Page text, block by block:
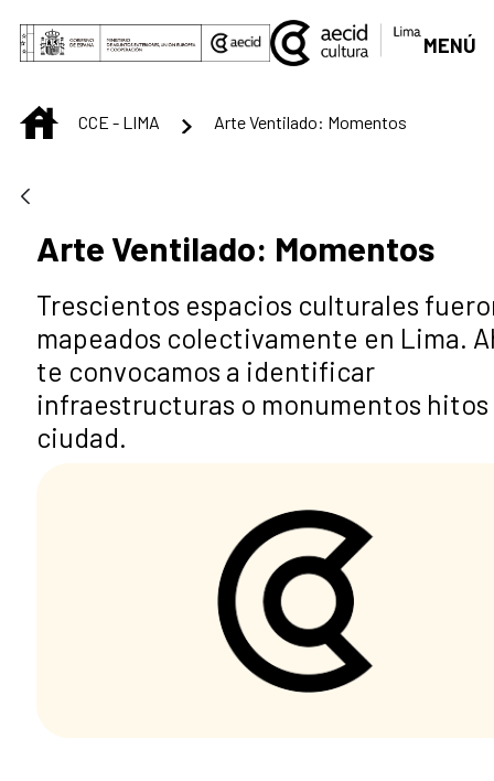
Saltar al contenido principal
MENÚ
INICIOCCE - LIMA Arte Ventilado: Momentos
Arte Ventilado: Momentos
Trescientos espacios culturales
mapeados colectivamente en Lima.
te convocamos a identificar
infraestructuras o monumentos hitos
ciudad.